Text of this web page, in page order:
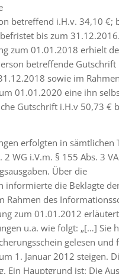
betreffend i.H.v. 34,10 €;
bis zum
zum 01.01.2018 erhielt
betreffende Gutschrift
sowie im
01.01.2020 eine ihn
Gutschrift i.H.v 50,73 €
erfolgten in sämtlichen
2 WG i.V.m. § 155 Abs. 3
Über die
informierte die Beklagte
Rahmen des
zum 01.01.2012
u.a. wie folgt: „[…] Sie
gelesen und
1. Januar 2012 steigen.
Ein Hauptgrund ist: Die